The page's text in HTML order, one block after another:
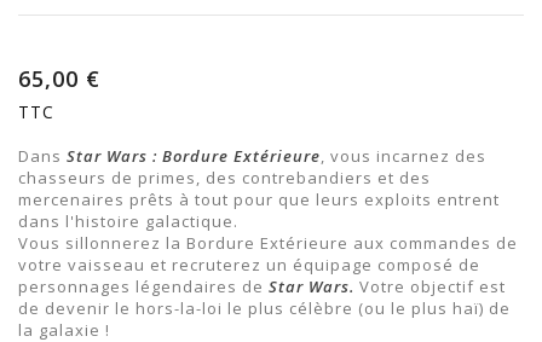
65,00 €
TTC
Dans Star Wars : Bordure Extérieure, vous incarnez des
chasseurs de primes, des contrebandiers et des
mercenaires prêts à tout pour que leurs exploits entrent
dans l'histoire galactique.
Vous sillonnerez la Bordure Extérieure aux commandes de
votre vaisseau et recruterez un équipage composé de
personnages légendaires de Star Wars. Votre objectif est
de devenir le hors-la-loi le plus célèbre (ou le plus haï) de
la galaxie !